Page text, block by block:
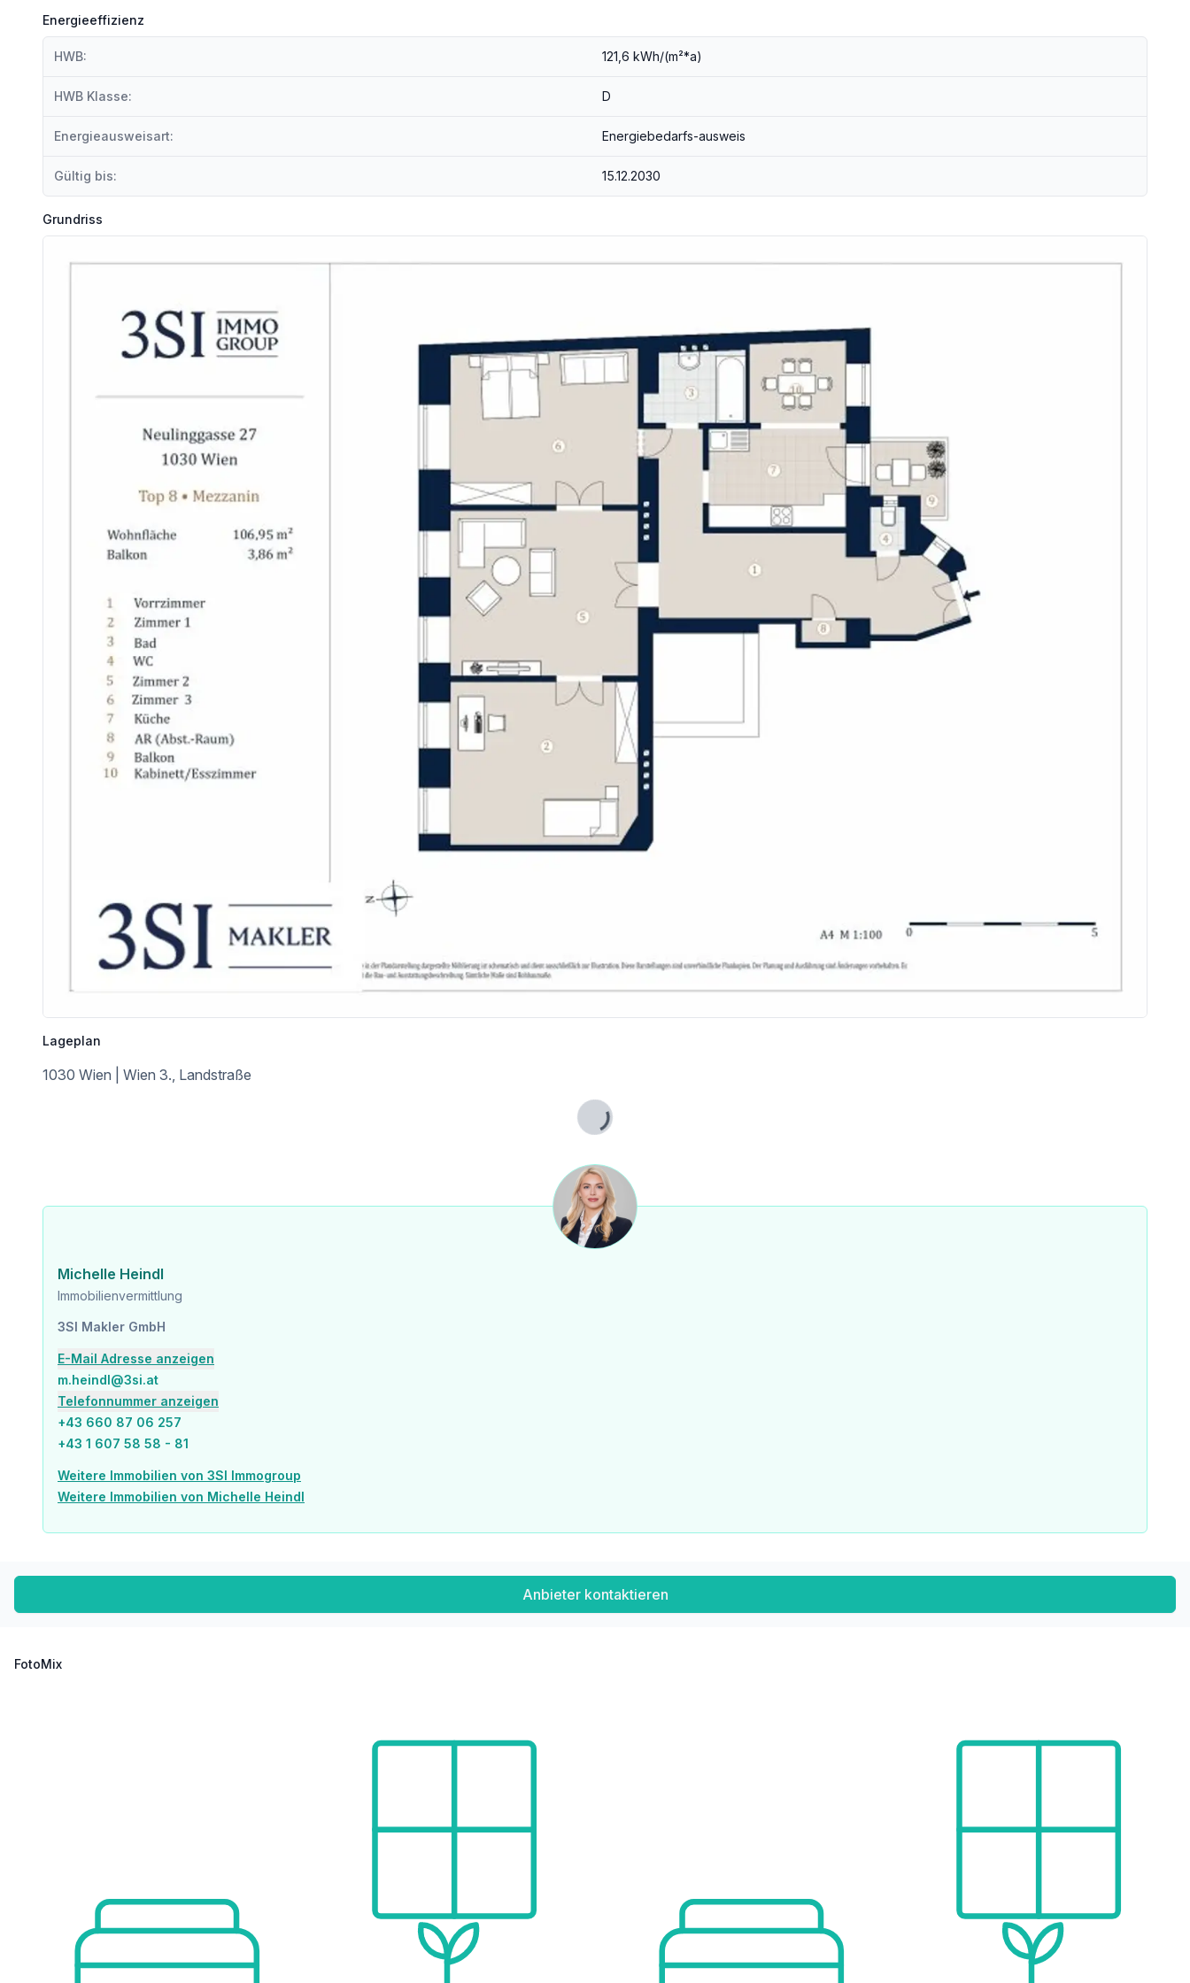
* 4 -5 Zimmer
* getrennte Küche
* Badezimmer
* WC
Beratung & Formgebung.
Im 3SI Luxury Real Estate Showroom wählen Sie Materialien wie Parkett, Fliesen, Armaturen und Designlösungen, die Ihrer Vision Form geben.
Ihre Vorstellungen werden mit Fixpreis-Garantie verlässlich umgesetzt.
Schlüsselübergabe.
VORTEILE
* Gestaltungsfreiheit
* klare Bauzeiten
* Wertsteigerung
* Exklusivität
* Besichtigung – Sie sehen den Rohzustand.
* Beratung & Bemusterung – Sie wählen Materialien im Showroom.
* Sanierung nach Wunsch – wir setzen um.
* Schlüsselübergabe – Einzug in Ihr maßgeschneidertes Zuhause.
Ihre Wohnung. Ihr Stil. Unsere Umsetzung.
Gerne beraten wir Sie persönlich in unserem 3SI Luxury Estate Showroom in der Kärntner Straße 39, 1010 Wien.
Entdecken Sie vor Ort unsere exklusive Auswahl an Materialien – von edlen Parkettvariationen über stilvolle Fliesen bis hin zu hochwertigen Armaturen.
Bei den angeführten Bildern handelt es sich teilweise um den aktuellen Zustand, sowie ein paar Beispielfotos wie Wohnungen nach der Sanierung aussehen können.
Der angegebenen Kaufpreis bezieht sich auf den aktuellen Zustand.
Die Liegenschaft befindet sich im 3. Wiener Gemeindebezirk Landstraße, einer zentrumsnahen und äußerst gefragten Wohnlage mit hoher Lebensqualität. Die Umgebung bietet eine ausgezeichnete Infrastruktur mit zahlreichen Einkaufsmöglichkeiten, Gastronomie sowie Einrichtungen des täglichen Bedarfs in fußläufiger Distanz, darunter der beliebte Rochusmarkt.
Die Anbindung an den öffentlichen Verkehr ist hervorragend. Die U-Bahn-Station Rochusgasse (U3) sowie der Verkehrsknoten Wien Mitte sind rasch erreichbar und gewährleisten eine schnelle Verbindung in die Innenstadt.
Infrastruktur / Entfernungen
Gesundheit
Arzt <50m
Klinik <150m
Krankenhaus <525m
Kinder & Schulen
Schule <150m
Kindergarten <100m
Höhere Schule <525m
Supermarkt <50m
Post <150m
Energieeffizienz
HWB: 121,6 kWh/(m²*a)
HWB Klasse: D
Energieausweisart: Energiebedarfs-ausweis
Gültig bis: 15.12.2030
Grundriss
Lageplan
1030 Wien | Wien 3., Landstraße
Lade...
Michelle Heindl
Immobilienvermittlung
3SI Makler GmbH
E-Mail Adresse anzeigen
m.heindl@3si.at
Telefonnummer anzeigen
+43 660 87 06 257
+43 1 607 58 58 - 81
Weitere Immobilien von 3SI Immogroup
Weitere Immobilien von Michelle Heindl
Anbieter kontaktieren
FotoMix